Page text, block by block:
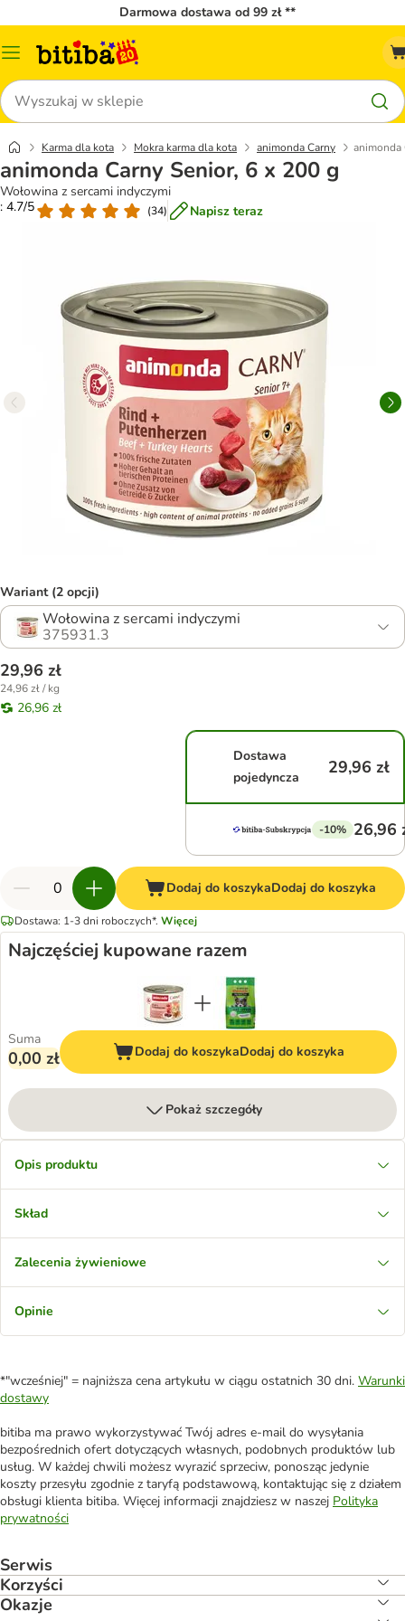
Darmowa dostawa od 99 zł **
Menu
Szukaj
Karma dla kota Mokra karma dla kota animonda Carny animonda
animonda Carny Senior, 6 x 200 g
Wołowina z sercami indyczymi
: 4.7/5
(34) Napisz teraz
Wariant (2 opcji)
Wołowina z sercami indyczymi
375931.3
29,96 zł
24,96 zł / kg
26,96 zł
Dostawa
pojedyncza
29,96 zł
-10% 26,96
Dodaj do koszykaDodaj do koszyka
Dostawa: 1-3 dni roboczych*. Więcej
Najczęściej kupowane razem
Suma
0,00 zł Dodaj do koszykaDodaj do koszyka
Pokaż szczegóły
Opis produktu
Skład
Zalecenia żywieniowe
Opinie
*"wcześniej" = najniższa cena artykułu w ciągu ostatnich 30 dni. Warunki
dostawy
bitiba ma prawo wykorzystywać Twój adres e-mail do wysyłania
bezpośrednich ofert dotyczących własnych, podobnych produktów lub
usług. W każdej chwili możesz wyrazić sprzeciw, ponosząc jedynie
koszty przesyłu zgodnie z taryfą podstawową, kontaktując się z działem
obsługi klienta bitiba. Więcej informacji znajdziesz w naszej Polityka
prywatności
Serwis
Korzyści
Okazje